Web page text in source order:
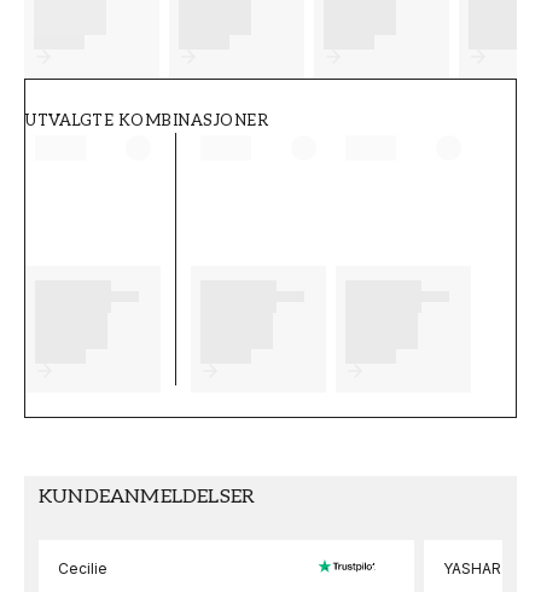
UTVALGTE KOMBINASJONER
KUNDEANMELDELSER
Cecilie YASHAR